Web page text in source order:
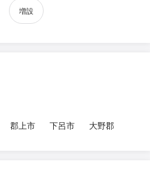
増設
郡上市 下呂市 大野郡